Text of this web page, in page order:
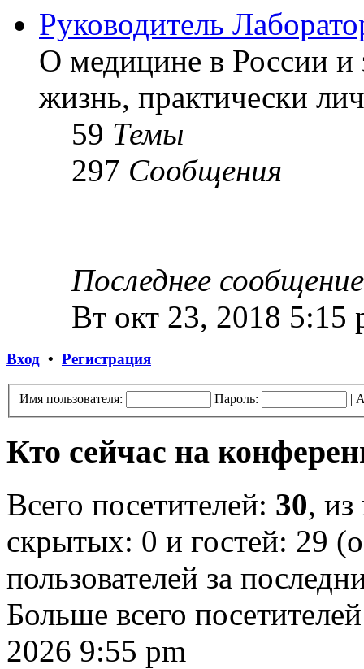
Руководитель
О медицине в России и
жизнь, практически
59 Темы
297 Сообщения
Последнее сообщение
Вт окт 23, 2018 5:15
Вход • Регистрация
Имя пользователя: Пароль: |
Кто сейчас на
Всего посетителей: 30, из
скрытых: 0 и гостей: 29
пользователей за
Больше всего
2026 9:55 pm